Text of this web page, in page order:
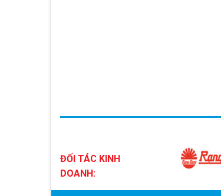
ĐỐI TÁC KINH
DOANH: